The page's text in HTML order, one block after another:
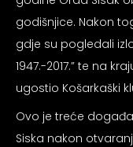
godišnjice. Nakon
gdje su pogledali
1947.-2017.” te na
ugostio Košarkaški
Ovo je treće
Siska nakon
vida